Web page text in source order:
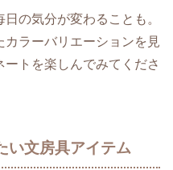
の気分が変わることも。
ラーバリエーションを見
トを楽しんでみてくださ
い文房具アイテム